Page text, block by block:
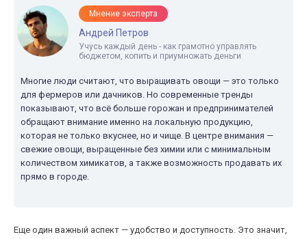
Мнение эксперта
Андрей Петров
Учусь каждый день - как грамотно управлять
бюджетом, копить и приумножать деньги
Многие люди считают, что выращивать овощи — это только
для фермеров или дачников. Но современные тренды
показывают, что всё больше горожан и предпринимателей
обращают внимание именно на локальную продукцию,
которая не только вкуснее, но и чище. В центре внимания —
свежие овощи, выращенные без химии или с минимальным
количеством химикатов, а также возможность продавать их
прямо в городе.
Еще один важный аспект — удобство и доступность. Это значит,